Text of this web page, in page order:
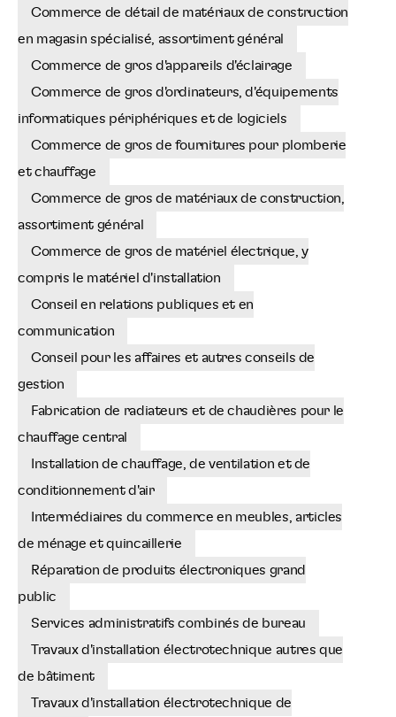
Commerce de détail de matériaux de construction
en magasin spécialisé, assortiment général
Commerce de gros d'appareils d'éclairage
Commerce de gros d'ordinateurs, d'équipements
informatiques périphériques et de logiciels
Commerce de gros de fournitures pour plomberie
et chauffage
Commerce de gros de matériaux de construction,
assortiment général
Commerce de gros de matériel électrique, y
compris le matériel d'installation
Conseil en relations publiques et en
communication
Conseil pour les affaires et autres conseils de
gestion
Fabrication de radiateurs et de chaudières pour le
chauffage central
Installation de chauffage, de ventilation et de
conditionnement d'air
Intermédiaires du commerce en meubles, articles
de ménage et quincaillerie
Réparation de produits électroniques grand
public
Services administratifs combinés de bureau
Travaux d'installation électrotechnique autres que
de bâtiment
Travaux d'installation électrotechnique de